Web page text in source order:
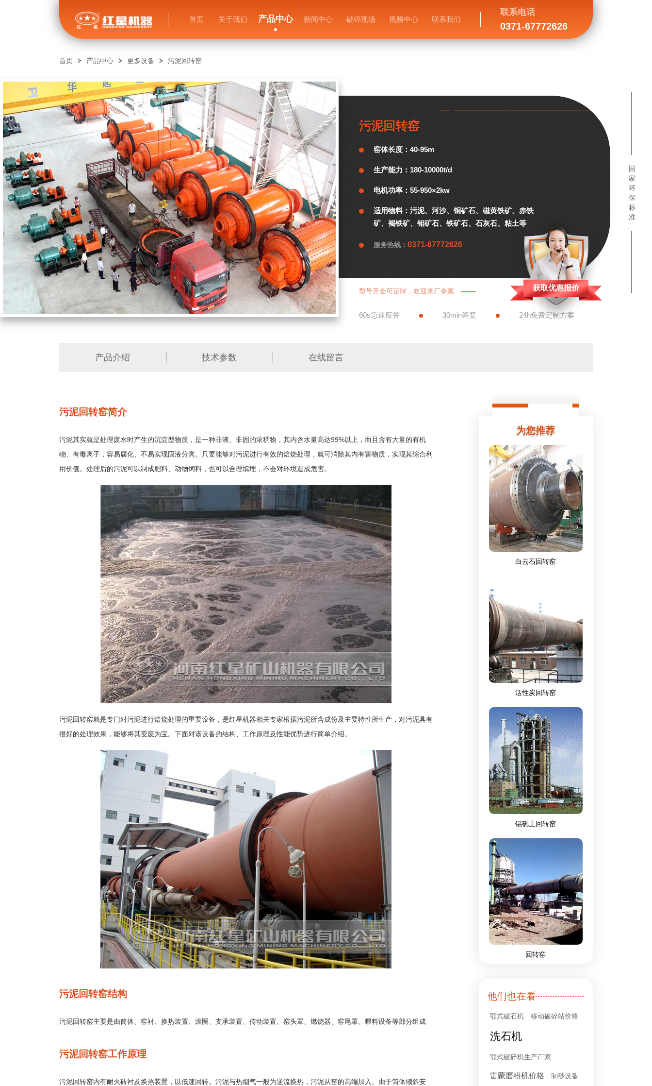
首页 关于我们 产品中心 新闻中心 破碎现场 视频中心 联系我们
联系电话
0371-67772626
首页 产品中心 更多设备 污泥回转窑
污泥回转窑
窑体长度：40-95m
生产能力： 180-10000t/d
电机功率：55-950×2kw
适用物料：污泥、河沙、铜矿石、磁黄铁矿、赤铁
矿、褐铁矿、钼矿石、铁矿石、石灰石、粘土等
服务热线：0371-67772626
获取优惠报价
型号齐全可定制，欢迎来厂参观
60s急速应答 30min答复 24h免费定制方案
国
家
环
保
标
准
产品介绍 技术参数 在线留言
污泥回转窑简介
污泥其实就是处理废水时产生的沉淀型物质，是一种非液、非固的浓稠物，其内含水量高达99%以上，而且含有大量的有机
物、有毒离子，容易腐化、不易实现固液分离。只要能够对污泥进行有效的焙烧处理，就可消除其内有害物质，实现其综合利
用价值。处理后的污泥可以制成肥料、动物饲料，也可以合理填埋，不会对环境造成危害。
污泥回转窑就是专门对污泥进行焙烧处理的重要设备，是红星机器相关专家根据污泥所含成份及主要特性所生产，对污泥具有
很好的处理效果，能够将其变废为宝。下面对该设备的结构、工作原理及性能优势进行简单介绍。
污泥回转窑结构
污泥回转窑主要是由筒体、窑衬、换热装置、滚圈、支承装置、传动装置、窑头罩、燃烧器、窑尾罩、喂料设备等部分组成
污泥回转窑工作原理
污泥回转窑内有耐火砖衬及换热装置，以低速回转。污泥与热烟气一般为逆流换热，污泥从窑的高端加入。由于筒体倾斜安
为您推荐
白云石回转窑
活性炭回转窑
铝矾土回转窑
回转窑
他们也在看
颚式破石机 移动破碎站价格
洗石机
颚式破碎机生产厂家
雷蒙磨粉机价格 制砂设备